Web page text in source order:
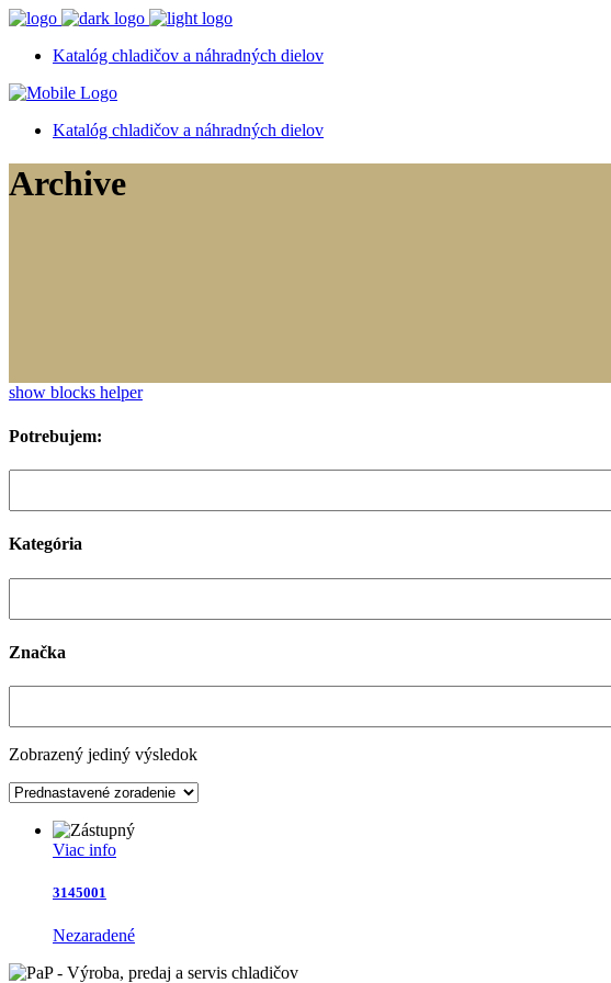
Katalóg chladičov a náhradných dielov
Katalóg chladičov a náhradných dielov
Archive
show blocks helper
Potrebujem:
Kategória
Značka
Zobrazený jediný výsledok
Viac info
3145001
Nezaradené